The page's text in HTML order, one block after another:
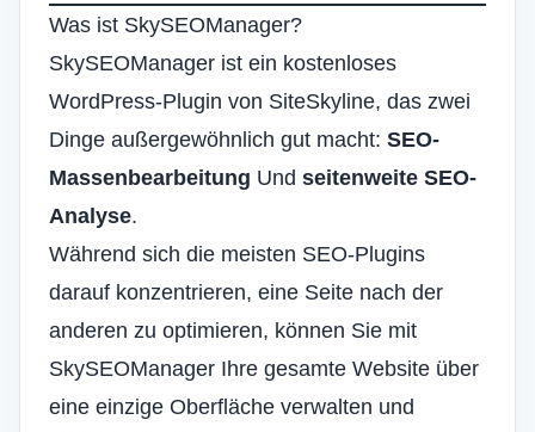
Was ist SkySEOManager?
SkySEOManager ist ein kostenloses
WordPress-Plugin von SiteSkyline, das zwei
Dinge außergewöhnlich gut macht: SEO-
Massenbearbeitung Und seitenweite SEO-
Analyse.
Während sich die meisten SEO-Plugins
darauf konzentrieren, eine Seite nach der
anderen zu optimieren, können Sie mit
SkySEOManager Ihre gesamte Website über
eine einzige Oberfläche verwalten und